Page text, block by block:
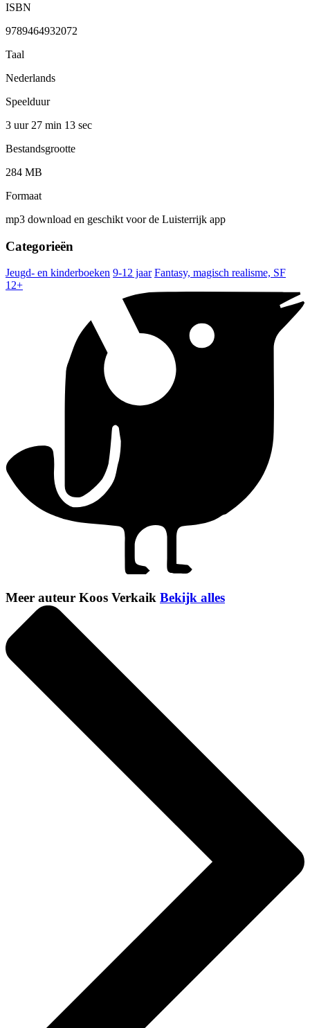
ISBN
9789464932072
Taal
Nederlands
Speelduur
3 uur 27 min 13 sec
Bestandsgrootte
284 MB
Formaat
mp3 download en geschikt voor de Luisterrijk app
Categorieën
Jeugd- en kinderboeken 9-12 jaar Fantasy, magisch realisme, SF
12+
Meer auteur Koos Verkaik Bekijk alles